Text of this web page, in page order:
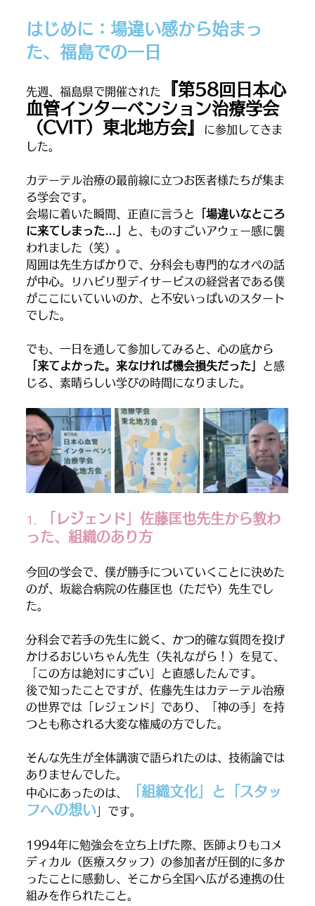
はじめに：場違い感から始まっ
た、福島での一日
先週、福島県で開催された
『第58回日本心
血管インターベンション治療学会
（CVIT）東北地方会』
に参加してきま
した。
カテーテル治療の最前線に立つお医者様たちが集ま
る学会です。
会場に着いた瞬間、正直に言うと
「場違いなところ
に来てしまった…」
と、ものすごいアウェー感に襲
われました（笑）。
周囲は先生方ばかりで、分科会も専門的なオペの話
が中心。リハビリ型デイサービスの経営者である僕
がここにいていいのか、と不安いっぱいのスタート
でした。
でも、一日を通して参加してみると、心の底から
「来てよかった。来なければ機会損失だった」
と感
じる、素晴らしい学びの時間になりました。
1.
「レジェンド」佐藤匡也先生から教わ
った、組織のあり方
今回の学会で、僕が勝手についていくことに決めた
のが、坂総合病院の佐藤匡也（ただや）先生でし
た。
分科会で若手の先生に鋭く、かつ的確な質問を投げ
かけるおじいちゃん先生（失礼ながら！）を見て、
「この方は絶対にすごい」と直感したんです。
後で知ったことですが、佐藤先生はカテーテル治療
の世界では「レジェンド」であり、「神の手」を持
つとも称される大変な権威の方でした。
そんな先生が全体講演で語られたのは、技術論では
ありませんでした。
中心にあったのは、
「組織文化」と「スタッ
フへの想い 」です。
1994年に勉強会を立ち上げた際、医師よりもコメ
ディカル（医療スタッフ）の参加者が圧倒的に多か
ったことに感動し、そこから全国へ広がる連携の仕
組みを作られたこと。